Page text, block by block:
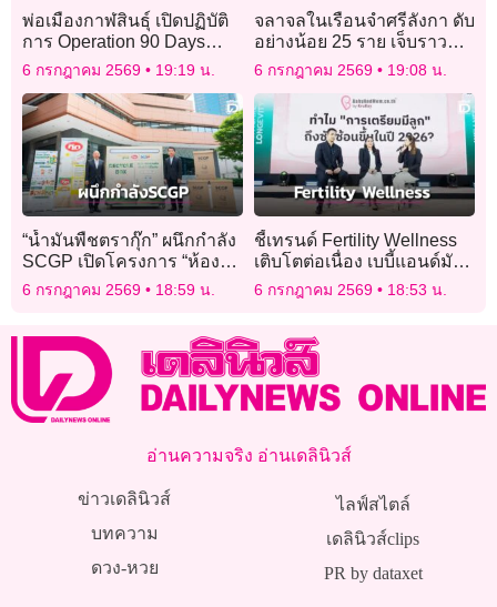
พ่อเมืองกาฬสินธุ์ เปิดปฏิบัติ
การ Operation 90 Days
พิฆาตยาเสพติด
6 กรกฎาคม 2569 19:19 น.
จลาจลในเรือนจำศรีลังกา ดับ
อย่างน้อย 25 ราย เจ็บราว
100 คน
6 กรกฎาคม 2569 19:08 น.
“น้ำมันพืชตรากุ๊ก” ผนึกกำลัง
SCGP เปิดโครงการ “ห้อง
สมุดสีเขียว”
6 กรกฎาคม 2569 18:59 น.
ชี้เทรนด์ Fertility Wellness
เติบโตต่อเนื่อง เบบี้แอนด์มัมฯ
เดินหน้ายกระดับองค์ความรู้
6 กรกฎาคม 2569 18:53 น.
อ่านความจริง อ่านเดลินิวส์
ข่าวเดลินิวส์
บทความ
ดวง-หวย
ไลฟ์สไตล์
เดลินิวส์clips
PR by dataxet